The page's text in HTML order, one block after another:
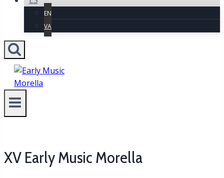
EN
VA
XV Early Music Morella